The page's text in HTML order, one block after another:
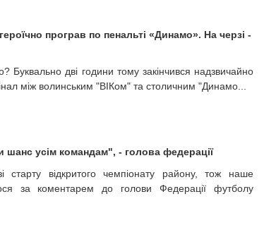
програв по пенальті «Динамо». На черзі -
Буквально дві години тому закінчився надзвичайно
між волинським "ВІКом" та столичним "Динамо...
шанс усім командам", - голова федерації
відкритого чемпіонату району, тож наше
за коментарем до голови Федерації футболу